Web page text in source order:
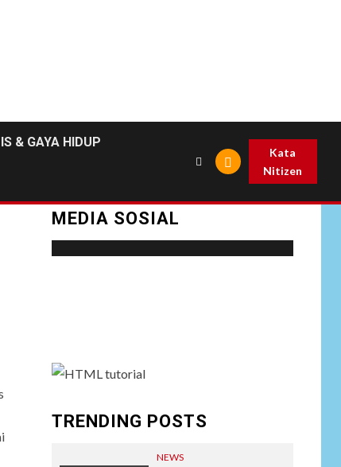
& GAYA HIDUP
Kata
Nitizen
MEDIA SOSIAL
TRENDING POSTS
NEWS